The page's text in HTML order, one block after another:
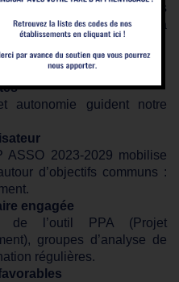
mettons en œuvre des
respectueux de la
autonomie guident notre
ASSO 2023-2029 mobilise
d’objectifs communs :
engagée
de l’outil PPA (Projet
groupes d’analyse de
régulières.